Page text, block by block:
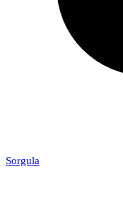
Sorgula